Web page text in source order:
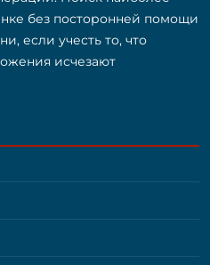
без посторонней помощи
если учесть то, что
исчезают